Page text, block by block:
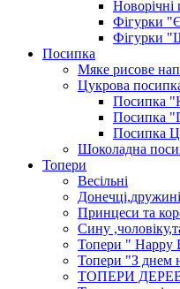
Новорічні
Фігурки
Фігурки
Посипка
Мяке рисове
Цукрова
Посипка
Посипка
Посипка
Шоколадна
Топери
Весільні
Донечці,дружині
Принцеси та
Сину
Топери " Happy
Топери "З днем
ТОПЕРИ